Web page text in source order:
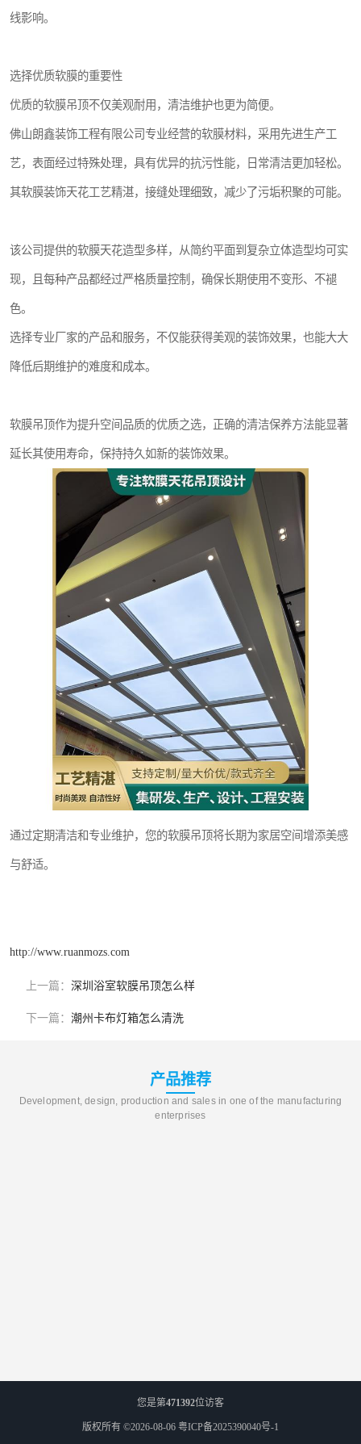
线影响。
选择优质软膜的重要性
优质的软膜吊顶不仅美观耐用，清洁维护也更为简便。
佛山朗鑫装饰工程有限公司专业经营的软膜材料，采用先进生产工
艺，表面经过特殊处理，具有优异的抗污性能，日常清洁更加轻松。
其软膜装饰天花工艺精湛，接缝处理细致，减少了污垢积聚的可能。
该公司提供的软膜天花造型多样，从简约平面到复杂立体造型均可实
现，且每种产品都经过严格质量控制，确保长期使用不变形、不褪
色。
选择专业厂家的产品和服务，不仅能获得美观的装饰效果，也能大大
降低后期维护的难度和成本。
软膜吊顶作为提升空间品质的优质之选，正确的清洁保养方法能显著
延长其使用寿命，保持持久如新的装饰效果。
通过定期清洁和专业维护，您的软膜吊顶将长期为家居空间增添美感
与舒适。
http://www.ruanmozs.com
上一篇： 深圳浴室软膜吊顶怎么样
下一篇： 潮州卡布灯箱怎么清洗
产品推荐
Development, design, production and sales in one of the manufacturing
enterprises
您是第471392位访客
版权所有 ©2026-08-06 粤ICP备2025390040号-1